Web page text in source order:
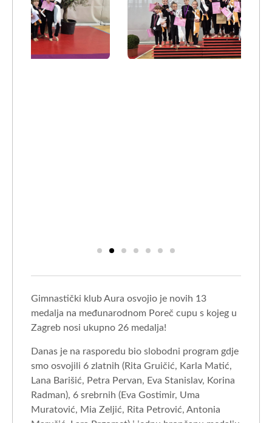
Gimnastički klub Aura osvojio je novih 13
medalja na međunarodnom Poreč cupu s kojeg u
Zagreb nosi ukupno 26 medalja!
Danas je na rasporedu bio slobodni program gdje
smo osvojili 6 zlatnih (Rita Gruičić, Karla Matić,
Lana Barišić, Petra Pervan, Eva Stanislav, Korina
Radman), 6 srebrnih (Eva Gostimir, Uma
Muratović, Mia Zeljić, Rita Petrović, Antonia